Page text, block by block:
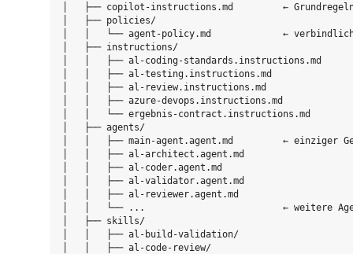
│   ├── copilot-instructions.md         ←
│   ├── policies/
│   │   └── agent-policy.md             ←
│   ├── instructions/
│   │   ├── al-coding-standards.instructions.md
│   │   ├── al-testing.instructions.md
│   │   ├── al-review.instructions.md
│   │   ├── azure-devops.instructions.md
│   │   └── ergebnis-contract.instructions.md
│   ├── agents/
│   │   ├── main-agent.agent.md         ← einziger
│   │   ├── al-architect.agent.md
│   │   ├── al-coder.agent.md
│   │   ├── al-validator.agent.md
│   │   ├── al-reviewer.agent.md
│   │   └── ...                         ← weitere
│   ├── skills/
│   │   ├── al-build-validation/
│   │   ├── al-code-review/